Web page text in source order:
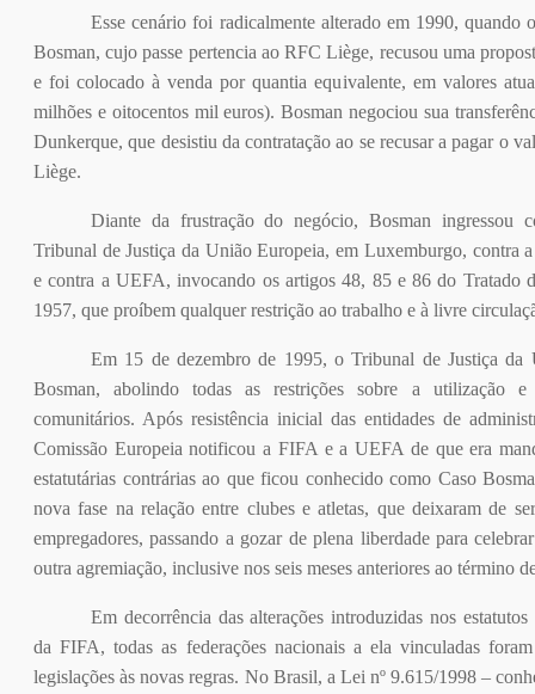
Esse cenário foi radicalmente alterado em 1990, quando
Bosman, cujo passe pertencia ao RFC Liège, recusou uma
e foi colocado à venda por quantia equivalente, em valores
milhões e oitocentos mil euros). Bosman negociou sua
Dunkerque, que desistiu da contratação ao se recusar a pagar o
Liège.
Diante da frustração do negócio, Bosman ingressou
Tribunal de Justiça da União Europeia, em Luxemburgo, contra
e contra a UEFA, invocando os artigos 48, 85 e 86 do Tratado
1957, que proíbem qualquer restrição ao trabalho e à livre
Em 15 de dezembro de 1995, o Tribunal de Justiça da
Bosman, abolindo todas as restrições sobre a utilização e
comunitários. Após resistência inicial das entidades de
Comissão Europeia notificou a FIFA e a UEFA de que era
estatutárias contrárias ao que ficou conhecido como Caso
nova fase na relação entre clubes e atletas, que deixaram de
empregadores, passando a gozar de plena liberdade para
outra agremiação, inclusive nos seis meses anteriores ao término
Em decorrência das alterações introduzidas nos
da FIFA, todas as federações nacionais a ela vinculadas
legislações às novas regras. No Brasil, a Lei nº 9.615/1998 –